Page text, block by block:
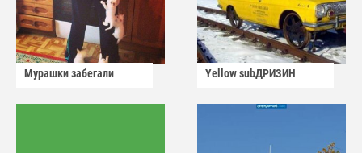
Мурашки забегали Yellow subДРИЗИН